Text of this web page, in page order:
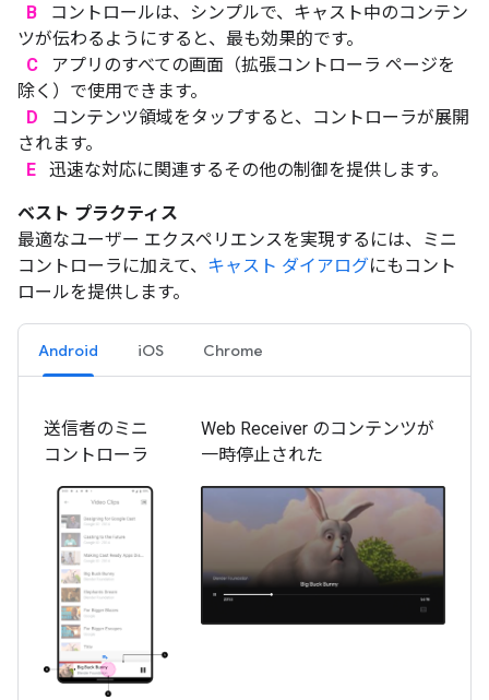
B
コントロールは、シンプルで、キャスト中のコンテン
ツが伝わるようにすると、最も効果的です。
C
アプリのすべての画面（拡張コントローラ ページを
除く）で使用できます。
D
コンテンツ領域をタップすると、コントローラが展開
されます。
E
迅速な対応に関連するその他の制御を提供します。
ベスト プラクティス
最適なユーザー エクスペリエンスを実現するには、ミニ
コントローラに加えて、 キャスト ダイアログにもコント
ロールを提供します。
Android iOS Chrome
送信者のミニ
コントローラ
Web Receiver のコンテンツが
一時停止された